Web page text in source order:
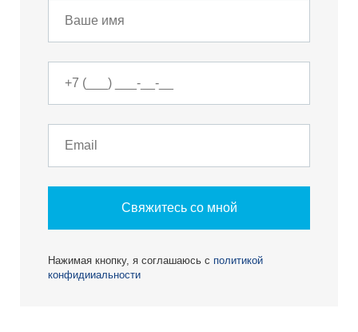
Свяжитесь со мной
Нажимая кнопку, я соглашаюсь с политикой
конфидииальности